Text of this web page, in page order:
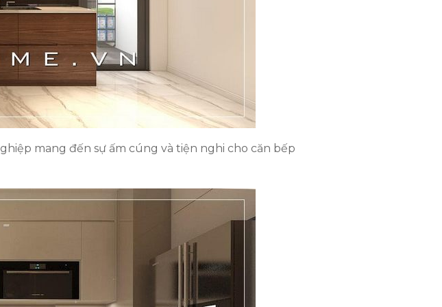
mang đến sự ấm cúng và tiện nghi cho căn bếp